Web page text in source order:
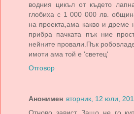
водния цикъл от където
глобиха с 1 000 000 лв.
на проекта,ама какво и дреме
прибра пачката пък ние
нейните провали.Пък
имоти ама той е 'светец'
Отговор
Анонимен вторник, 12 юли,